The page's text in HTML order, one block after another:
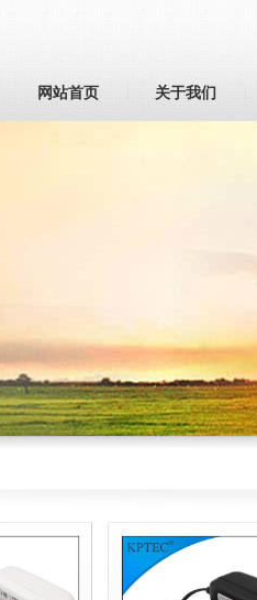
网站首页 关于我们